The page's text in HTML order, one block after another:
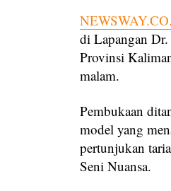
di Lapangan Dr.
Provinsi
malam.
‎Pembukaan
model yang
pertunjukan
Seni Nuansa.